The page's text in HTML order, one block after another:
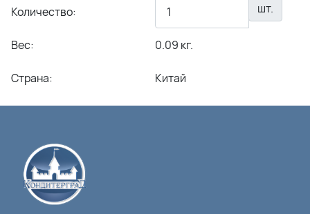
Количество: шт.
Вес: 0.09 кг.
Страна: Китай